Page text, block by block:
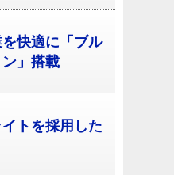
快適に「ブル
」搭載
トを採用した